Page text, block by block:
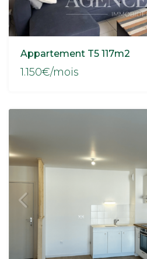
Appartement T5 117m2
1.150€/mois